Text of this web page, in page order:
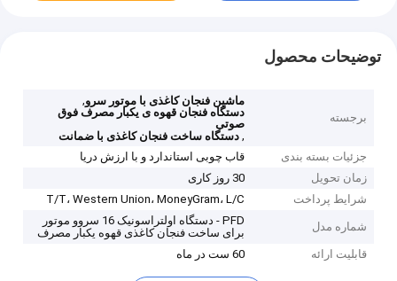
توضیحات محصول
برجسته
ماشین فنجان کاغذی با موتور سرو,
دستگاه فنجان قهوه ی یکبار مصرف فوق
صوتی
,دستگاه ساخت فنجان کاغذی با ضمانت
جزئیات بسته بندی
قاب چوبی استاندارد و با ارزش دریا
زمان تحویل
30 روز کاری
شرایط پرداخت
T/T، Western Union، MoneyGram، L/C
شماره مدل
PFD - دستگاه اولتراسونیک 16 سروو موتور
برای ساخت فنجان کاغذی قهوه یکبار مصرف
قابلیت ارائه
60 ست در ماه